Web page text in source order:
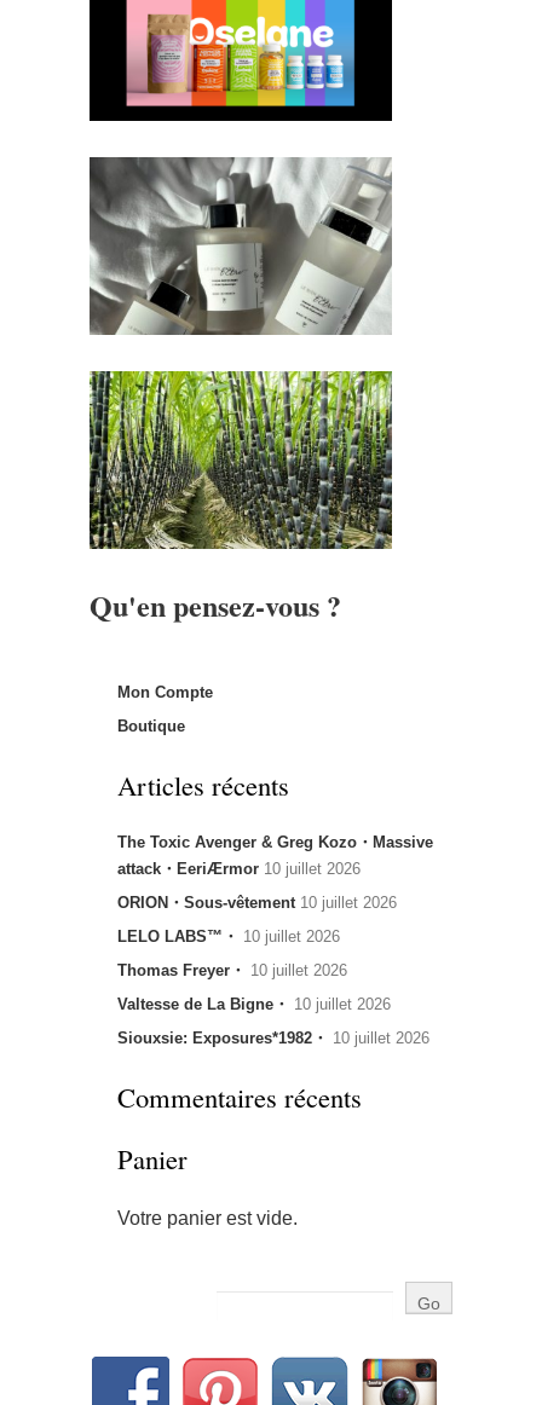
Qu'en pensez-vous ?
Mon Compte
Boutique
Articles récents
The Toxic Avenger & Greg Kozo・Massive
attack・EeriÆrmor 10 juillet 2026
ORION・Sous-vêtement 10 juillet 2026
LELO LABS™・ 10 juillet 2026
Thomas Freyer・ 10 juillet 2026
Valtesse de La Bigne・ 10 juillet 2026
Siouxsie: Exposures*1982・ 10 juillet 2026
Commentaires récents
Panier
Votre panier est vide.